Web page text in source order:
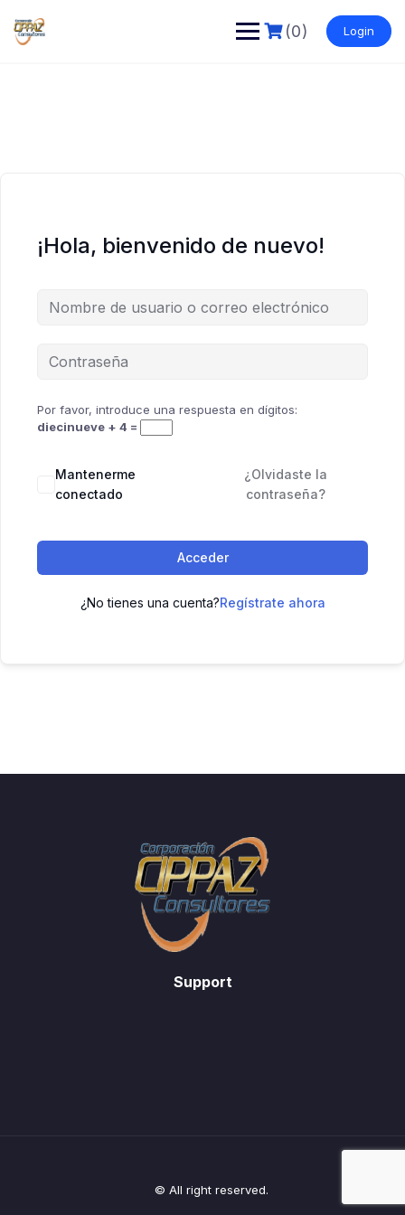
contenido
(0) Login
¡Hola, bienvenido de nuevo!
Por favor, introduce una respuesta en dígitos:
diecinueve + 4 =
Mantenerme
conectado
¿Olvidaste la
contraseña?
Acceder
¿No tienes una cuenta?Regístrate ahora
Support
© All right reserved.